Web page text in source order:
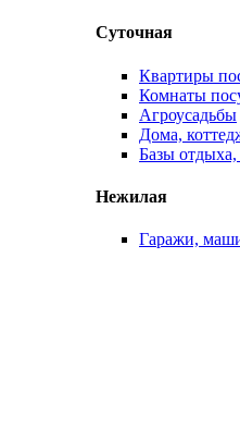
Суточная
Квартиры
Комнаты
Агроусадьбы
Дома,
Базы
Нежилая
Гаражи,